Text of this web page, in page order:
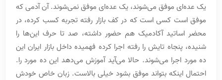
یک عده‌ای موفق می‌شوند، یک عده‌ای موفق نمی‌شوند. آن آدمی که
موفق است کسی است که در کف بازار رفته تجربه کسب کرده، در
محضر اساتید آکادمیک هم حضور داشته، صد تا حرف این‌ها را
شنیده، پنجاه تایش را رفته اجرا کرده فهمیده داخل بازار ایران این
ده مورد اجرا می‌شوند. حالا می‌آید آموزش می‌دهد این ده مورد را.
احتمال اینکه بتواند موفق بشود خیلی بالاست. زبان خاص خودش